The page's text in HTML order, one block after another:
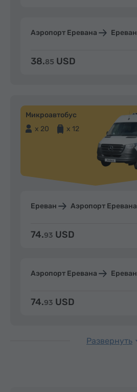
Аэропорт Еревана Ереван
38.85 USD
Микроавтобус
x 20
x 12
Ереван Аэропорт Еревана
74.93 USD
Аэропорт Еревана Ереван
74.93 USD
Развернуть